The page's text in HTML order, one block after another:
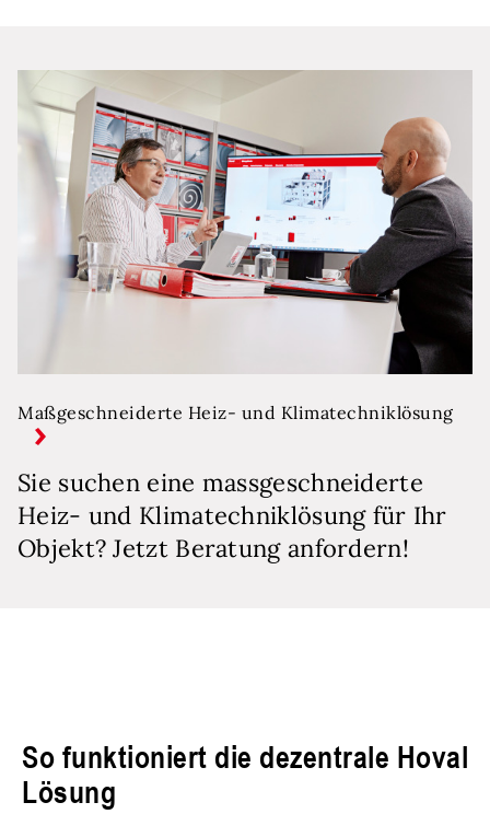
Maßgeschneiderte Heiz- und Klimatechniklösung
Sie suchen eine massgeschneiderte
Heiz- und Klimatechniklösung für Ihr
Objekt? Jetzt Beratung anfordern!
So funktioniert die dezentrale Hoval
Lösung